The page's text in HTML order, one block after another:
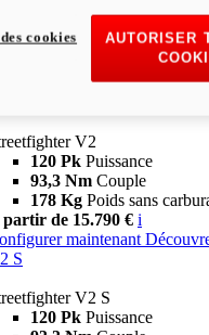
V2
120 Pk Puissance
93,3 Nm Couple
178 Kg Poids sans
partir de 15.790 € i
maintenant
S
V2 S
120 Pk Puissance
AUTORISER
cookies